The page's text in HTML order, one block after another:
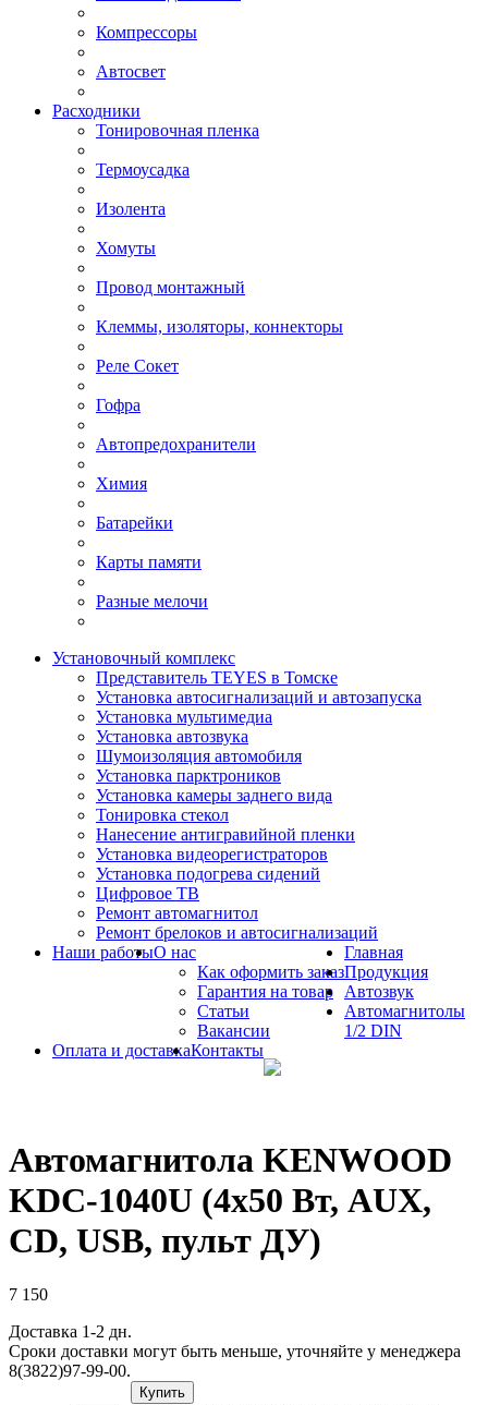
Компрессоры
Автосвет
Расходники
Тонировочная пленка
Термоусадка
Изолента
Хомуты
Провод монтажный
Клеммы, изоляторы, коннекторы
Реле Сокет
Гофра
Автопредохранители
Химия
Батарейки
Карты памяти
Разные мелочи
Установочный комплекс
Представитель TEYES в Томске
Установка автосигнализаций и автозапуска
Установка мультимедиа
Установка автозвука
Шумоизоляция автомобиля
Установка парктроников
Установка камеры заднего вида
Тонировка стекол
Нанесение антигравийной пленки
Установка видеорегистраторов
Установка подогрева сидений
Цифровое ТВ
Ремонт автомагнитол
Ремонт брелоков и автосигнализаций
Наши работыО нас
Как оформить заказ
Гарантия на товар
Статьи
Вакансии
Оплата и доставкаКонтакты
Главная
Продукция
Автозвук
Автомагнитолы
1/2 DIN
Автомагнитола KENWOOD
KDC-1040U (4x50 Вт, AUX,
CD, USB, пульт ДУ)
7 150
Доставка 1-2 дн.
Сроки доставки могут быть меньше, уточняйте у менеджера
8(3822)97-99-00.
Купить